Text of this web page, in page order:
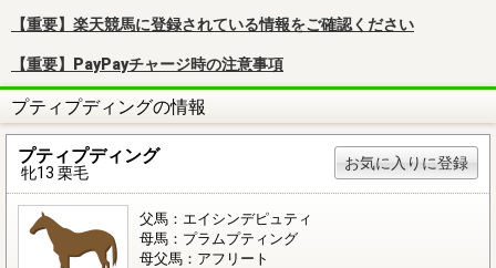
【重要】楽天競馬に登録されている情報をご確認ください
【重要】PayPayチャージ時の注意事項
プティプディングの情報
プティプディング
牝13 栗毛
お気に入りに登録
父馬：エイシンデピュティ
母馬：プラムプティング
母父馬：アフリート